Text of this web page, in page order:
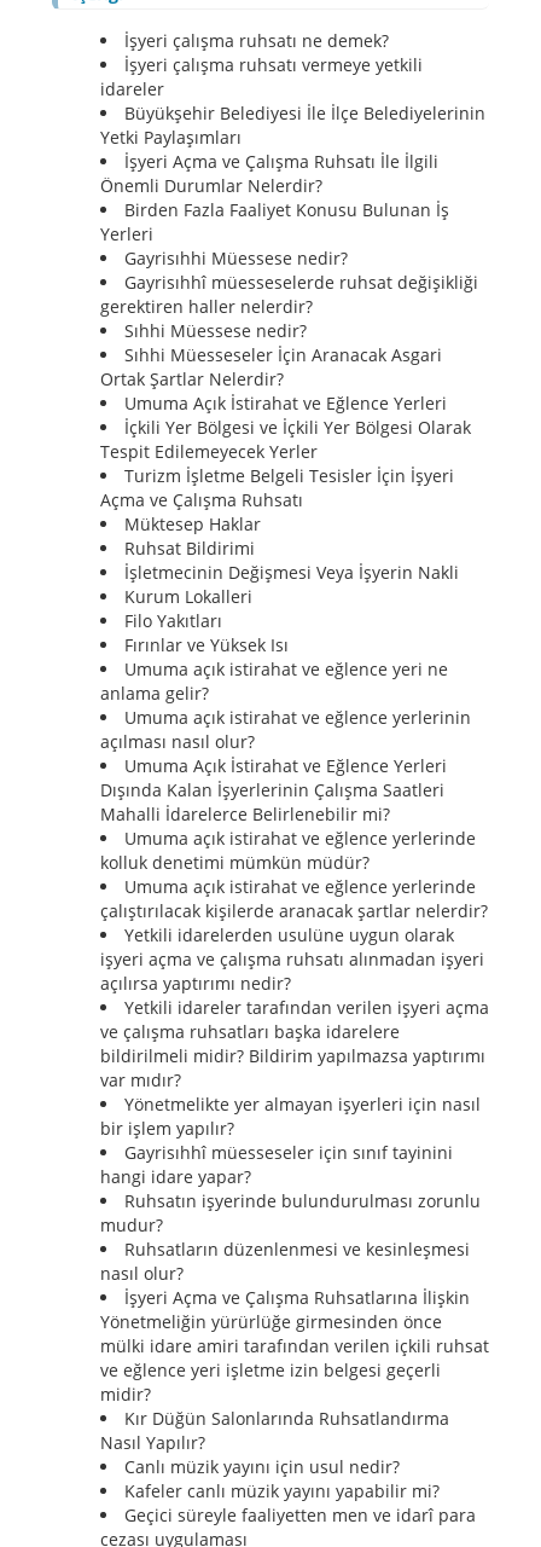
İşyeri çalışma ruhsatı ne demek?
İşyeri çalışma ruhsatı vermeye yetkili
idareler
Büyükşehir Belediyesi İle İlçe Belediyelerinin
Yetki Paylaşımları
İşyeri Açma ve Çalışma Ruhsatı İle İlgili
Önemli Durumlar Nelerdir?
Birden Fazla Faaliyet Konusu Bulunan İş
Yerleri
Gayrisıhhi Müessese nedir?
Gayrisıhhî müesseselerde ruhsat değişikliği
gerektiren haller nelerdir?
Sıhhi Müessese nedir?
Sıhhi Müesseseler İçin Aranacak Asgari
Ortak Şartlar Nelerdir?
Umuma Açık İstirahat ve Eğlence Yerleri
İçkili Yer Bölgesi ve İçkili Yer Bölgesi Olarak
Tespit Edilemeyecek Yerler
Turizm İşletme Belgeli Tesisler İçin İşyeri
Açma ve Çalışma Ruhsatı
Müktesep Haklar
Ruhsat Bildirimi
İşletmecinin Değişmesi Veya İşyerin Nakli
Kurum Lokalleri
Filo Yakıtları
Fırınlar ve Yüksek Isı
Umuma açık istirahat ve eğlence yeri ne
anlama gelir?
Umuma açık istirahat ve eğlence yerlerinin
açılması nasıl olur?
Umuma Açık İstirahat ve Eğlence Yerleri
Dışında Kalan İşyerlerinin Çalışma Saatleri
Mahalli İdarelerce Belirlenebilir mi?
Umuma açık istirahat ve eğlence yerlerinde
kolluk denetimi mümkün müdür?
Umuma açık istirahat ve eğlence yerlerinde
çalıştırılacak kişilerde aranacak şartlar nelerdir?
Yetkili idarelerden usulüne uygun olarak
işyeri açma ve çalışma ruhsatı alınmadan işyeri
açılırsa yaptırımı nedir?
Yetkili idareler tarafından verilen işyeri açma
ve çalışma ruhsatları başka idarelere
bildirilmeli midir? Bildirim yapılmazsa yaptırımı
var mıdır?
Yönetmelikte yer almayan işyerleri için nasıl
bir işlem yapılır?
Gayrisıhhî müesseseler için sınıf tayinini
hangi idare yapar?
Ruhsatın işyerinde bulundurulması zorunlu
mudur?
Ruhsatların düzenlenmesi ve kesinleşmesi
nasıl olur?
İşyeri Açma ve Çalışma Ruhsatlarına İlişkin
Yönetmeliğin yürürlüğe girmesinden önce
mülki idare amiri tarafından verilen içkili ruhsat
ve eğlence yeri işletme izin belgesi geçerli
midir?
Kır Düğün Salonlarında Ruhsatlandırma
Nasıl Yapılır?
Canlı müzik yayını için usul nedir?
Kafeler canlı müzik yayını yapabilir mi?
Geçici süreyle faaliyetten men ve idarî para
cezası uygulaması